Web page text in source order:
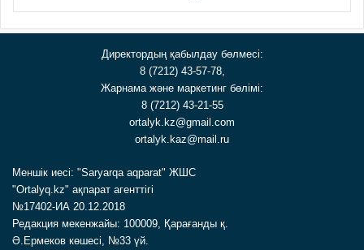
Директордың қабылдау бөлмесі:
8 (7212) 43-57-78,
Жарнама және маркетинг бөлімі:
8 (7212) 43-21-55
ortalyk.kz@gmail.com
ortalyk.kaz@mail.ru
Меншік иесі: "Saryarqa aqparat" ЖШС
"Ortalyq.kz" ақпарат агенттігі
№17402-ИА 20.12.2018
Редакция мекенжайы: 100009, Қарағанды қ.
Ә.Ермеков көшесі, №33 үй.